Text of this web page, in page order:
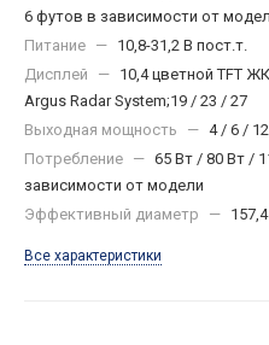
6 футов в зависимости от
Питание — 10,8-31,2 В пост.т.
Дисплей
— 10,4 цветной TFT
Argus Radar System;19 / 23 / 27
Выходная мощность
— 4 / 6 /
Потребление — 65 Вт / 80 Вт /
зависимости от модели
Эффективный диаметр
—
Все характеристики